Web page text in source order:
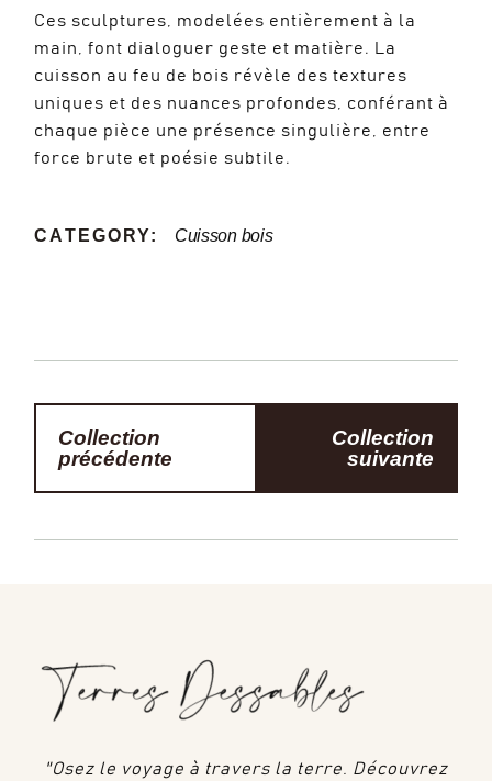
Ces sculptures, modelées entièrement à la
main, font dialoguer geste et matière. La
cuisson au feu de bois révèle des textures
uniques et des nuances profondes, conférant à
chaque pièce une présence singulière, entre
force brute et poésie subtile.
CATEGORY: Cuisson bois
Collection
précédente
Collection
suivante
"Osez le voyage à travers la terre. Découvrez